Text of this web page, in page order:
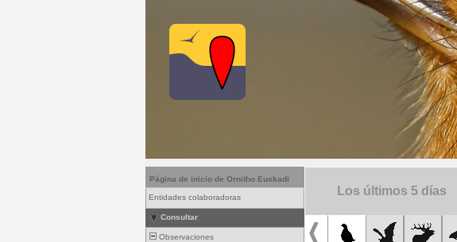
Página de inicio de Ornitho Euskadi
Entidades colaboradoras
Consultar
Observaciones
Los últimos 5 días